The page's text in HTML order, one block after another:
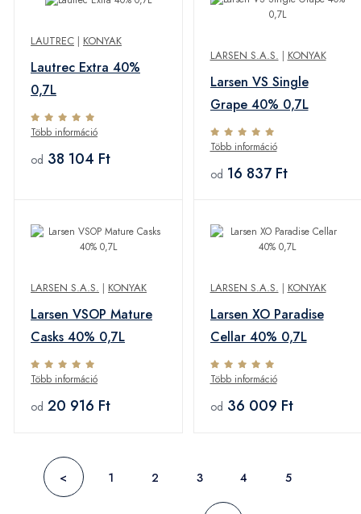
LAUTREC | KONYAK
Lautrec Extra 40%
0,7L
Több információ
od 38 104 Ft
LARSEN S.A.S. | KONYAK
Larsen VS Single
Grape 40% 0,7L
Több információ
od 16 837 Ft
LARSEN S.A.S. | KONYAK
Larsen VSOP Mature
Casks 40% 0,7L
Több információ
od 20 916 Ft
LARSEN S.A.S. | KONYAK
Larsen XO Paradise
Cellar 40% 0,7L
Több információ
od 36 009 Ft
< 1 2 3 4 5